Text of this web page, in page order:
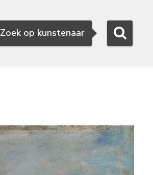
Zoeken
Zoek op kunstenaar